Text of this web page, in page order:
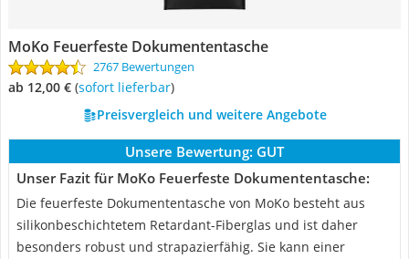
MoKo Feuerfeste Dokumententasche
2767 Bewertungen
ab 12,00 € ( Sofort lieferbar)
Preisvergleich und weitere Angebote
Unsere Bewertung: GUT
Unser Fazit für MoKo Feuerfeste Dokumententasche:
Die feuerfeste Dokumententasche von MoKo besteht aus
silikonbeschichtetem Retardant-Fiberglas und ist daher
besonders robust und strapazierfähig. Sie kann einer